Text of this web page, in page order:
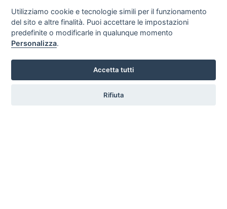
Vieste - Foggia
Mare
ammessi
Utilizziamo cookie e tecnologie simili per il funzionamento
del sito e altre finalità. Puoi accettare le impostazioni
predefinite o modificarle in qualunque momento
Personalizza.
Accetta tutti
Rifiuta